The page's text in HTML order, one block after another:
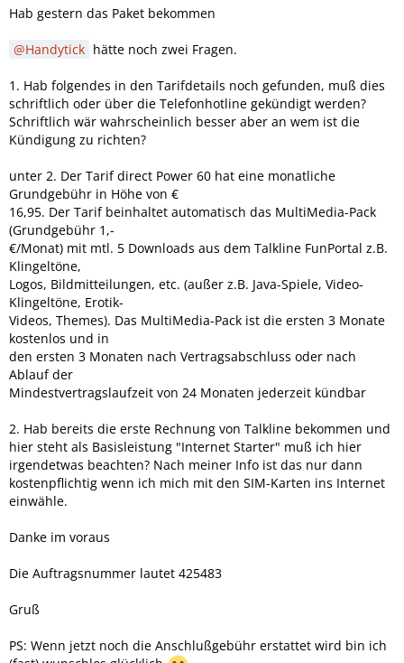
Hab gestern das Paket bekommen
Handytick hätte noch zwei Fragen.
1. Hab folgendes in den Tarifdetails noch gefunden, muß dies
schriftlich oder über die Telefonhotline gekündigt werden?
Schriftlich wär wahrscheinlich besser aber an wem ist die
Kündigung zu richten?
unter 2. Der Tarif direct Power 60 hat eine monatliche
Grundgebühr in Höhe von €
16,95. Der Tarif beinhaltet automatisch das MultiMedia-Pack
(Grundgebühr 1,-
€/Monat) mit mtl. 5 Downloads aus dem Talkline FunPortal z.B.
Klingeltöne,
Logos, Bildmitteilungen, etc. (außer z.B. Java-Spiele, Video-
Klingeltöne, Erotik-
Videos, Themes). Das MultiMedia-Pack ist die ersten 3 Monate
kostenlos und in
den ersten 3 Monaten nach Vertragsabschluss oder nach
Ablauf der
Mindestvertragslaufzeit von 24 Monaten jederzeit kündbar
2. Hab bereits die erste Rechnung von Talkline bekommen und
hier steht als Basisleistung "Internet Starter" muß ich hier
irgendetwas beachten? Nach meiner Info ist das nur dann
kostenpflichtig wenn ich mich mit den SIM-Karten ins Internet
einwähle.
Danke im voraus
Die Auftragsnummer lautet 425483
Gruß
PS: Wenn jetzt noch die Anschlußgebühr erstattet wird bin ich